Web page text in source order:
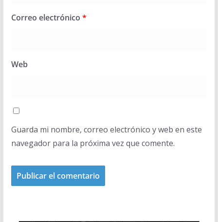
Correo electrónico *
Web
Guarda mi nombre, correo electrónico y web en este
navegador para la próxima vez que comente.